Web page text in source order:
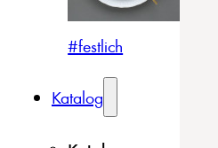
#festlich
Katalog